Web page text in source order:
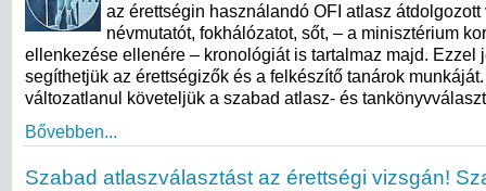
az érettségin használandó OFI atlasz átdolgozott
névmutatót, fokhálózatot, sőt, – a minisztérium
ellenkezése ellenére – kronológiát is tartalmaz majd. Ezzel
segíthetjük az érettségizők és a felkészítő tanárok
változatlanul követeljük a szabad atlasz- és
Bővebben...
Szabad atlaszválasztást az érettségi vizsgán!